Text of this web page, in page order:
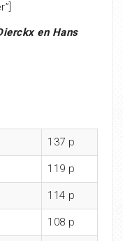
en Hans
137 p
119 p
114 p
108 p